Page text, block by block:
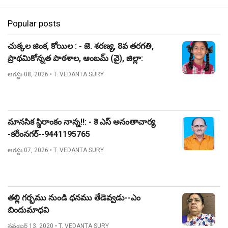
Popular posts
చుక్కల జింక, కోయిల : - జె. శరణ్య, 8వ తరగతి,
ప్రాథమికోన్నత పాఠశాల, ఆంబమ్ (వై), జిల్లా:
నిజామాబాద్.
ఆగస్టు 08, 2026 • T. VEDANTA SURY
మానసిక స్థిరాంకం నాన్న!!: - కె ఎస్ అనంతాచార్య
-కరీంనగర్--9441195765
ఆగస్టు 07, 2026 • T. VEDANTA SURY
తల్లి గర్భము నుండి ధనము తేడెవ్వడు--ఎం
బిందుమాధవి
నవంబర్ 13, 2020 • T. VEDANTA SURY